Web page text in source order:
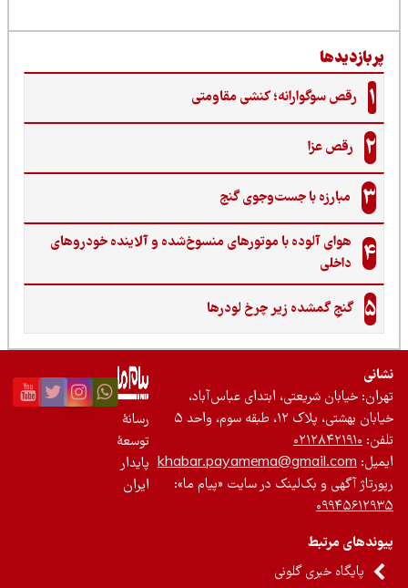
رقص سوگوارانه؛ کنشی مقاومتی
رقص عزا
مبارزه با جست‌وجوی گنج‌
هوای آلوده با موتورهای منسوخ‌شده و آلاینده خودروهای
داخلی
گنجِ گمشده زیر چرخ لودرها
خیابان شریعتی، ابتدای عباس‌آباد،
بهشتی، پلاک ۱۲، طبقه سوم، واحد ۵
۰۲۱۲۸۴۲۱۹۱۰
khabar.payamema@gmail.com
آگهی و بک‌لینک در سایت «پیام ما»:
مرتبط
پایگاه خبری گلونی
رسانۀ
توسعۀ
پایدار
ایران